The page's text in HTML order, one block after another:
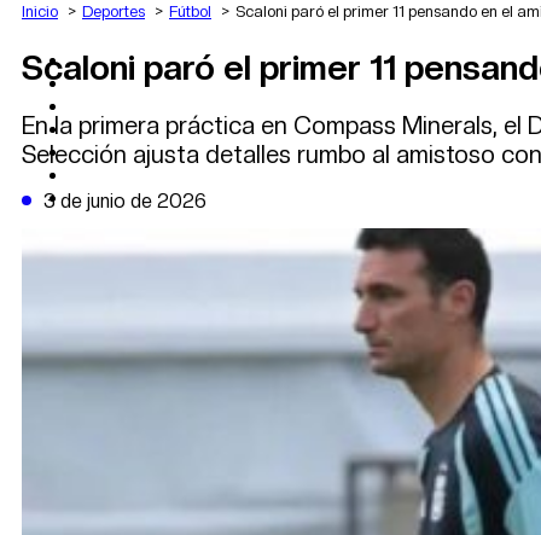
AGRO
DEPORTES
POLÍTICA
CAMBIO CLIMÁTICO
DATA FIRME
DE LA TRIBUNA TV
Inicio Deportes Fútbol Scaloni paró el primer 11 pensando en el
Scaloni paró el primer 11
En la primera práctica en Compass Minerals,
Selección ajusta detalles rumbo al amistoso
3 de junio de 2026